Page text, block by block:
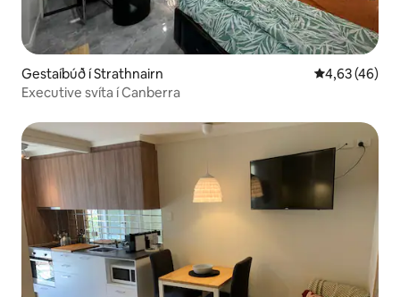
Gestaíbúð í Strathnairn 4,63 af 5 í
4,63 (46)
Executive svíta í Canberra